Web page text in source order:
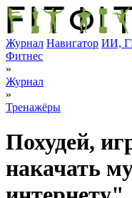
Журнал Навигатор ИИ,
Фитнес
»
Журнал
»
Тренажёры
Похудей,
накачать